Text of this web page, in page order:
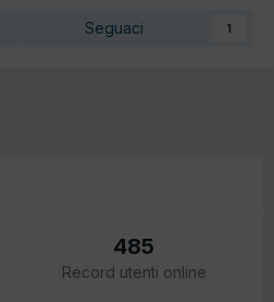
Seguaci 1
485
Record utenti online